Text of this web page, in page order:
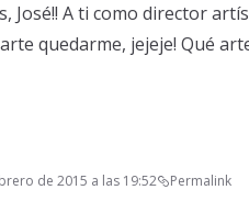
José!! A ti como director
quedarme, jejeje! Qué
de 2015 a las 19:52 Permalink